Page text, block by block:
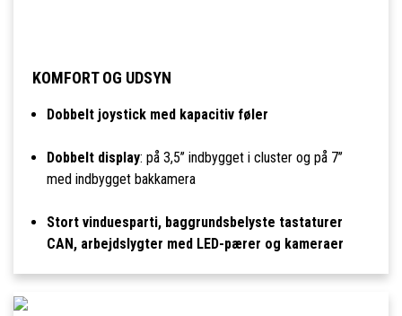
KOMFORT OG UDSYN
Dobbelt joystick med kapacitiv føler
Dobbelt display: på 3,5’’ indbygget i cluster og på 7’’
med indbygget bakkamera
Stort vinduesparti, baggrundsbelyste tastaturer
CAN, arbejdslygter med LED-pærer og kameraer